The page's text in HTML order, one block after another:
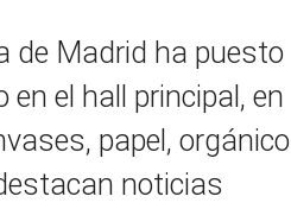
de Madrid ha puesto
el hall principal, en
papel, orgánico
noticias